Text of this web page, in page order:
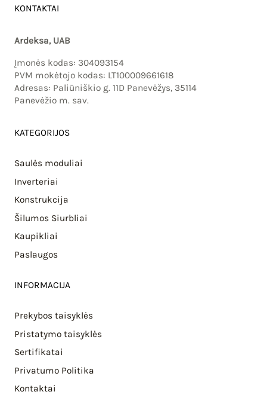
KONTAKTAI
Ardeksa, UAB
Įmonės kodas: 304093154
PVM mokėtojo kodas: LT100009661618
Adresas: Paliūniškio g. 11D Panevėžys, 35114
Panevėžio m. sav.
KATEGORIJOS
Saulės moduliai
Inverteriai
Konstrukcija
Šilumos Siurbliai
Kaupikliai
Paslaugos
INFORMACIJA
Prekybos taisyklės
Pristatymo taisyklės
Sertifikatai
Privatumo Politika
Kontaktai